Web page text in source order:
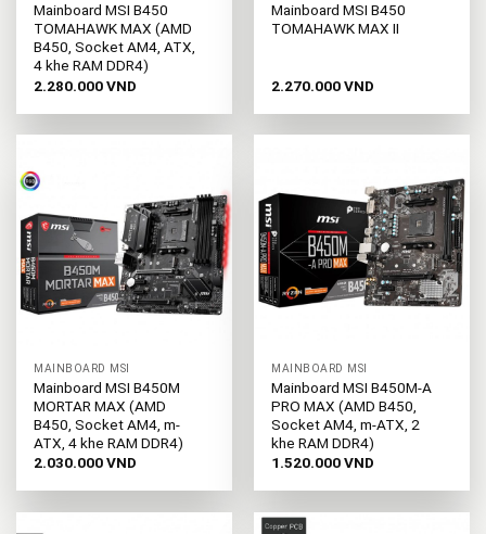
Mainboard MSI B450
TOMAHAWK MAX (AMD
B450, Socket AM4, ATX,
4 khe RAM DDR4)
2.280.000VND
Mainboard MSI B450
TOMAHAWK MAX II
2.270.000VND
MAINBOARD MSI
Mainboard MSI B450M
MORTAR MAX (AMD
B450, Socket AM4, m-
ATX, 4 khe RAM DDR4)
2.030.000VND
MAINBOARD MSI
Mainboard MSI B450M-A
PRO MAX (AMD B450,
Socket AM4, m-ATX, 2
khe RAM DDR4)
1.520.000VND